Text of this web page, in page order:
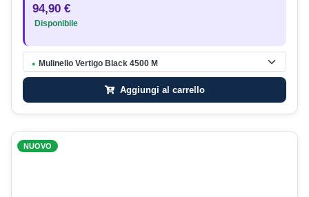
94,90 €
Disponibile
● Mulinello Vertigo Black 4500 M
Aggiungi al carrello
NUOVO